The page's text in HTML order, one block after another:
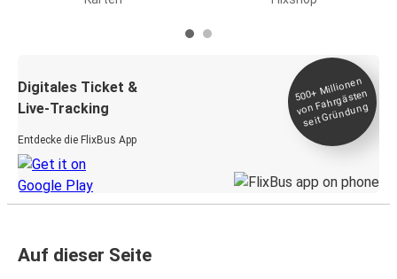
Digitales Ticket &
Live-Tracking
Entdecke die FlixBus App
500+
Millionen
von Fahrgästen
seit
Gründung
Auf dieser Seite